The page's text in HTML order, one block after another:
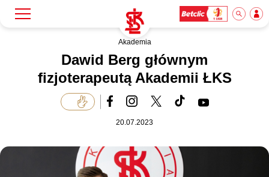
Akademia
Dawid Berg głównym
fizjoterapeutą Akademii ŁKS
20.07.2023